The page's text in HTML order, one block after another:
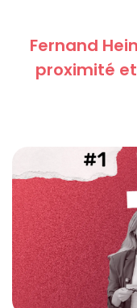
Fernand
proximité